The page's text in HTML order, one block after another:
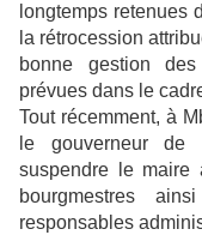
longtemps retenues
la rétrocession
bonne gestion des
prévues dans le
Tout récemment, à
le gouverneur de
suspendre le
bourgmestres
responsables